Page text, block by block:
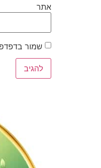
אתר
שמור